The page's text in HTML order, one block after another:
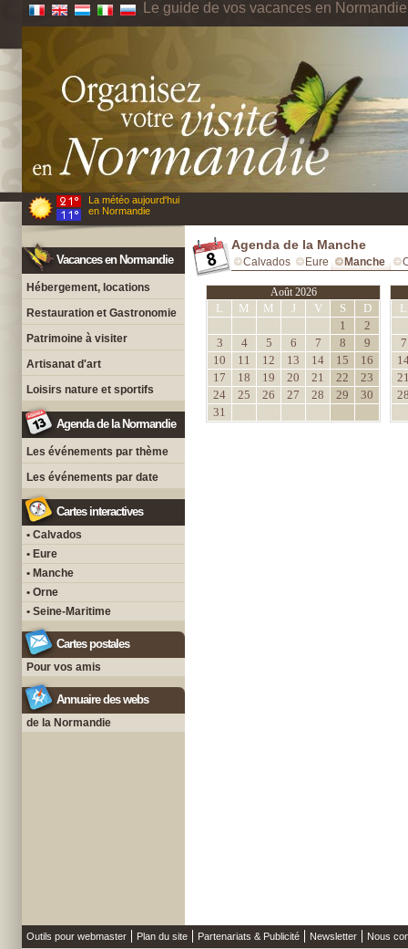
Le guide de vos vacances en Normandie
La météo aujourd'hui
en Normandie
Vacances en Normandie
Hébergement, locations
Restauration et Gastronomie
Patrimoine à visiter
Artisanat d'art
Loisirs nature et sportifs
Agenda de la Normandie
Les événements par thème
Les événements par date
Cartes interactives
• Calvados
• Eure
• Manche
• Orne
• Seine-Maritime
Cartes postales
Pour vos amis
Annuaire des webs
de la Normandie
Agenda de la Manche
Calvados Eure Manche
Août 2026
L M M J V S
D
1
2
3
4 5 6 7 8
9
10
11 12 13 14 15
16
17
18 19 20 21 22
23
24
25 26 27 28 29
30
31
L
7
Outils pour webmaster Plan du site Partenariats & Publicité Newsletter Nous